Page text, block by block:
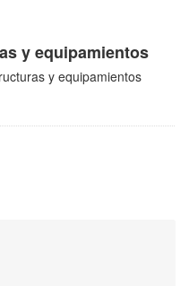
y equipamientos
y equipamientos